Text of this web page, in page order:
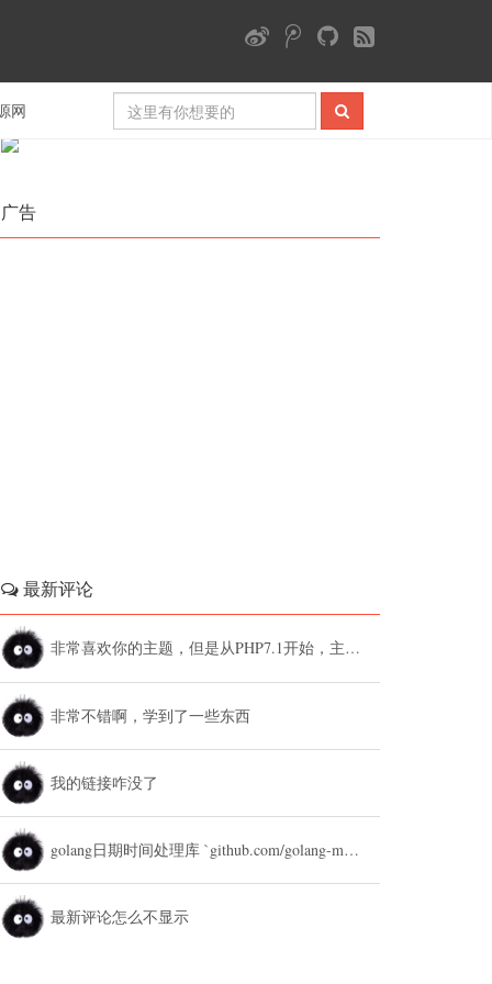
网
广告
最新评论
非常喜欢你的主题，但是从PHP7.1开始，主题设置中的列表广告和文章底部广告无法...
非常不错啊，学到了一些东西
我的链接咋没了
golang日期时间处理库 `github.com/golang-module/...
最新评论怎么不显示